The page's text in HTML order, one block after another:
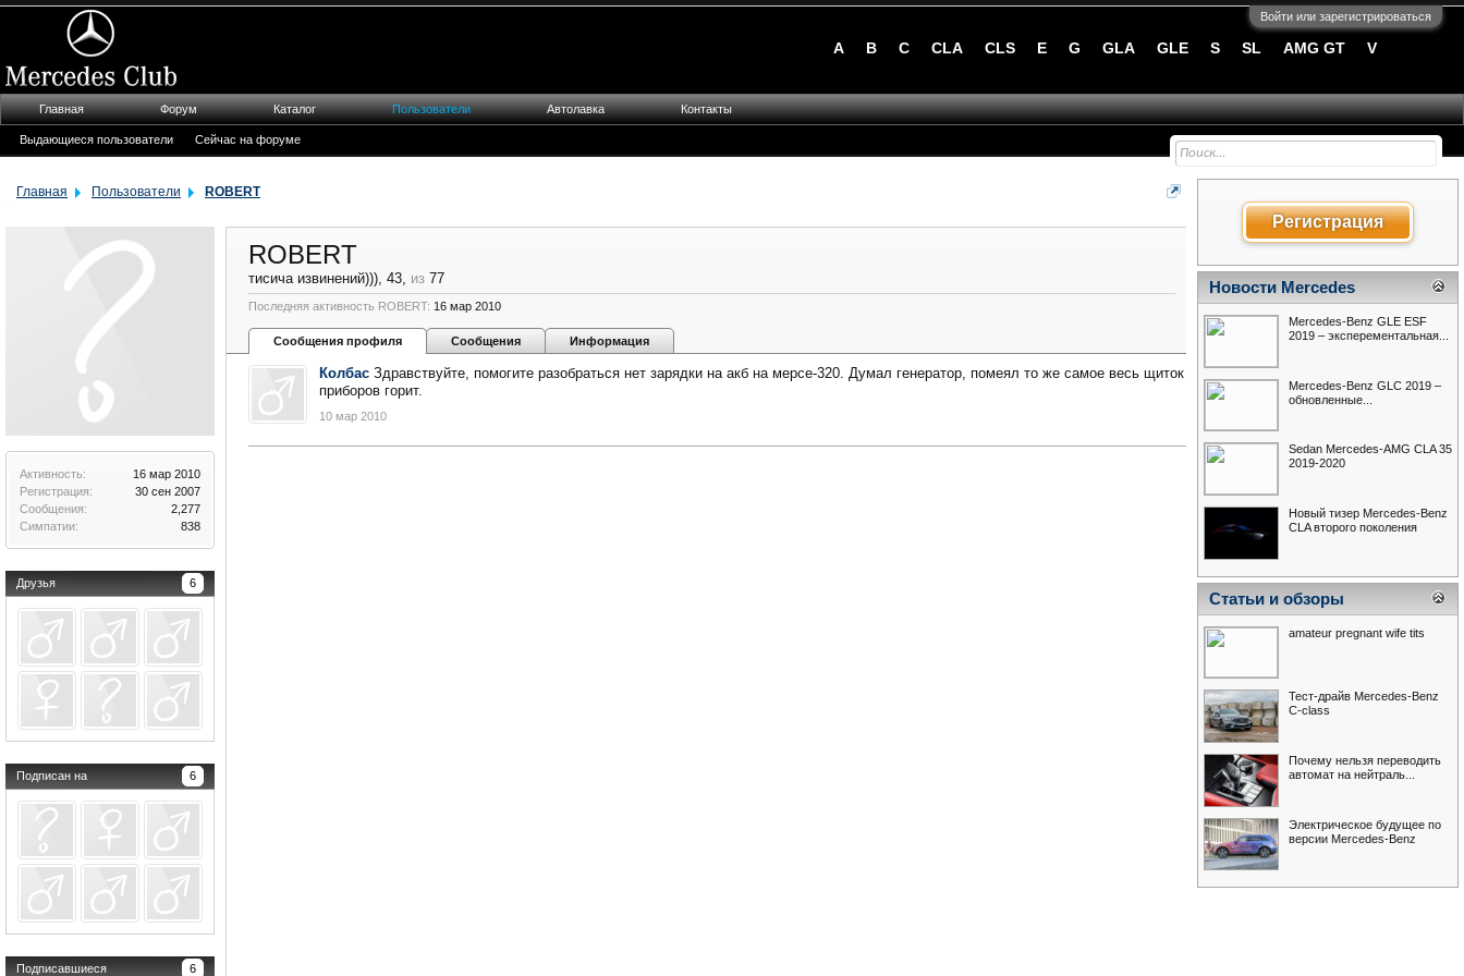
Войти или зарегистрироваться
Главная Пользователи ROBERT
Активность:
16 мар 2010
Регистрация:
30 сен 2007
Сообщения:
2,277
Симпатии:
838
Друзья 6
IsWRX LINX
reznor Уго Чавес
Подписан на 6
medeya382Bavarezz
Уго ЧавесLINX
Подписавшиеся 6
ROBERT
тисича извинений))), 43, из 77
Последняя активность ROBERT: 16 мар 2010
Сообщения профиля Сообщения Информация
Колбас Здравствуйте, помогите разобраться нет зарядки на акб на мерсе-320. Думал генератор, помеял то же самое весь щиток
приборов горит.
10 мар 2010
Регистрация
Новости Mercedes
Mercedes-Benz GLE ESF
2019 – эксперементальная...
Mercedes-Benz GLC 2019 –
обновленные...
Sedan Mercedes-AMG CLA 35
2019-2020
Новый тизер Mercedes-Benz
CLA второго поколения
Статьи и обзоры
amateur pregnant wife tits
Тест-драйв Mercedes-Benz
С-class
Почему нельзя переводить
автомат на нейтраль...
Электрическое будущее по
версии Mercedes-Benz
A B C CLA CLS E G GLA GLE S SL AMG GT V
Главная Форум Каталог Пользователи
Выдающиеся пользователи Сейчас на форуме
Автолавка Контакты